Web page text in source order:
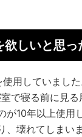
欲しいと思っ
用していました
で寝る前に見
が10年以上使用
、壊れてしまいま